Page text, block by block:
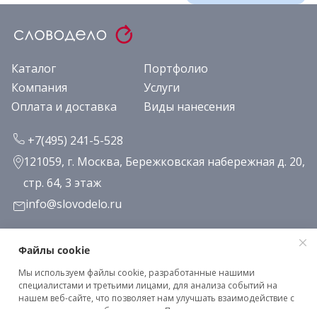
Каталог
Портфолио
Компания
Услуги
Оплата и доставка
Виды нанесения
+7(495) 241-5-528
121059, г. Москва, Бережковская набережная д. 20,
стр. 64, 3 этаж
info@slovodelo.ru
Заказать звонок
Подписаться на рассылку
Файлы cookie
Мы используем файлы cookie, разработанные нашими
специалистами и третьими лицами, для анализа событий на
нашем веб-сайте, что позволяет нам улучшать взаимодействие с